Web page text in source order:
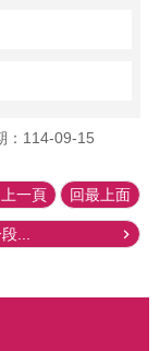
：114-09-15
一頁 回最上面
...